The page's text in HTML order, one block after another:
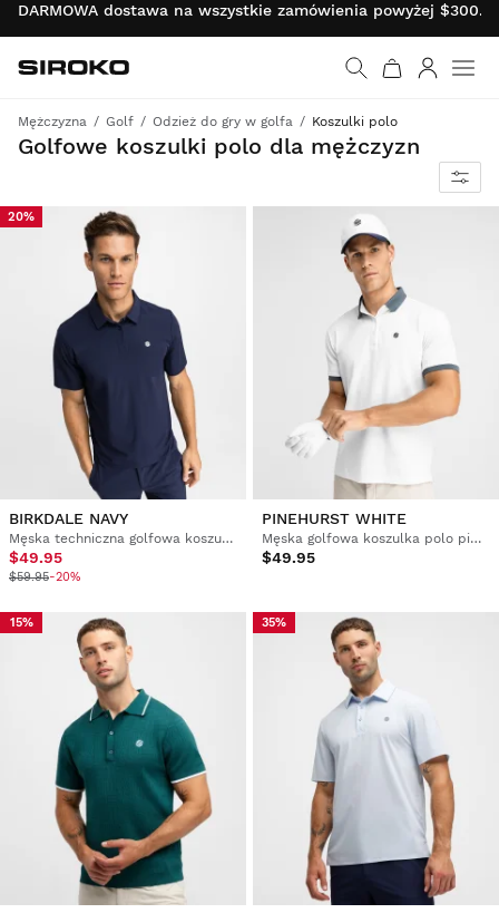
DARMOWA dostawa na wszystkie zamówienia powyżej
Wróć do strony
Siroko.com
Mężczyzna Golf Odzież do gry w golfa Koszulki polo
Golfowe koszulki polo dla mężczyzn
Styl, komfort i najwyższe parametry
20%
BIRKDALE NAVY
Męska techniczna golfowa koszulka polo
$49.95
$59.95-20%
PINEHURST WHITE
Męska golfowa koszulka polo pique
$49.95
15% 35%